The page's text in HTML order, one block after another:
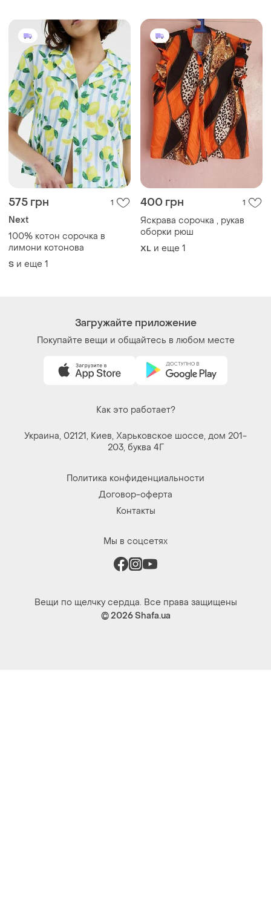
575 грн 1
Next
100% котон сорочка в
лимони котонова
S и еще 1
400 грн 1
Яскрава сорочка , рукав
оборки рюш
XL и еще 1
Загружайте приложение
Покупайте вещи и общайтесь в любом месте
Как это работает?
Украина, 02121, Киев, Харьковское шоссе, дом 201-
203, буква 4Г
Политика конфиденциальности
Договор-оферта
Контакты
Мы в соцсетях
Вещи по щелчку сердца. Все права защищены
© 2026Shafa.ua